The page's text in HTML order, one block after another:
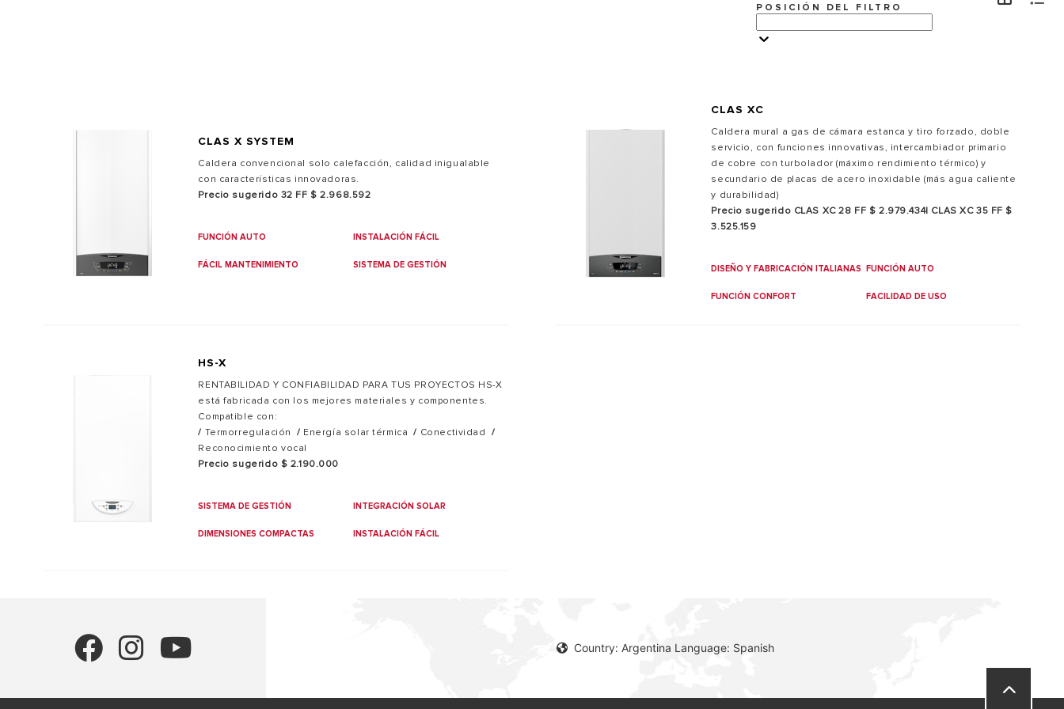
VISITE
TODOS LOS MODELOS DE CALDERA
POSICIÓN DEL FILTRO
CLAS X SYSTEM
Caldera convencional solo calefacción, calidad inigualable
con características innovadoras.
Precio sugerido 32 FF $ 2.968.592
FUNCIÓN AUTO INSTALACIÓN FÁCIL
FÁCIL MANTENIMIENTO SISTEMA DE GESTIÓN
CLAS XC
Caldera mural a gas de cámara estanca y tiro forzado, doble
servicio, con funciones innovativas, intercambiador primario
de cobre con turbolador (máximo rendimiento térmico) y
secundario de placas de acero inoxidable (más agua caliente
y durabilidad)
Precio sugerido CLAS XC 28 FF $ 2.979.434| CLAS XC 35 FF $
3.525.159
DISEÑO Y FABRICACIÓN ITALIANAS FUNCIÓN AUTO
FUNCIÓN CONFORT FACILIDAD DE USO
HS-X
RENTABILIDAD Y CONFIABILIDAD PARA TUS PROYECTOS HS-X
está fabricada con los mejores materiales y componentes.
Compatible con:
/ Termorregulación / Energía solar térmica/ Conectividad /
Reconocimiento vocal
Precio sugerido $ 2.190.000
SISTEMA DE GESTIÓN INTEGRACIÓN SOLAR
DIMENSIONES COMPACTAS INSTALACIÓN FÁCIL
Country: Argentina Language: Spanish